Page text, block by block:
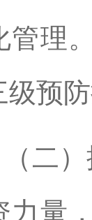
管理
级预
）提
力量